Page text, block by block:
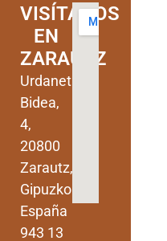
VISÍTANOS
EN
ZARAUTZ
Urdaneta
Bidea,
4,
20800
Zarautz,
Gipuzkoa,
España
943 13